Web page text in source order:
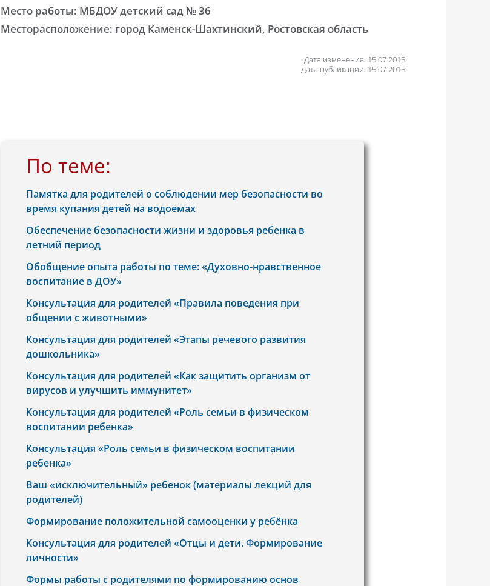
Место работы: МБДОУ детский сад № 36
Месторасположение: город Каменск-Шахтинский, Ростовская область
Дата изменения: 15.07.2015
Дата публикации: 15.07.2015
По теме:
Памятка для родителей о соблюдении мер безопасности во
время купания детей на водоемах
Обеспечение безопасности жизни и здоровья ребенка в
летний период
Обобщение опыта работы по теме: «Духовно-нравственное
воспитание в ДОУ»
Консультация для родителей «Правила поведения при
общении с животными»
Консультация для родителей «Этапы речевого развития
дошкольника»
Консультация для родителей «Как защитить организм от
вирусов и улучшить иммунитет»
Консультация для родителей «Роль семьи в физическом
воспитании ребенка»
Консультация «Роль семьи в физическом воспитании
ребенка»
Ваш «исключительный» ребенок (материалы лекций для
родителей)
Формирование положительной самооценки у ребёнка
Консультация для родителей «Отцы и дети. Формирование
личности»
Формы работы с родителями по формированию основ